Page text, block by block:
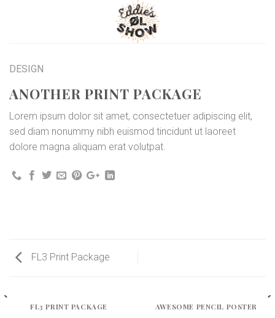
DESIGN
ANOTHER PRINT PACKAGE
Lorem ipsum dolor sit amet, consectetuer adipiscing elit,
sed diam nonummy nibh euismod tincidunt ut laoreet
dolore magna aliquam erat volutpat.
FL3 Print Package
FL3 PRINT PACKAGE AWESOME PENCIL POSTER